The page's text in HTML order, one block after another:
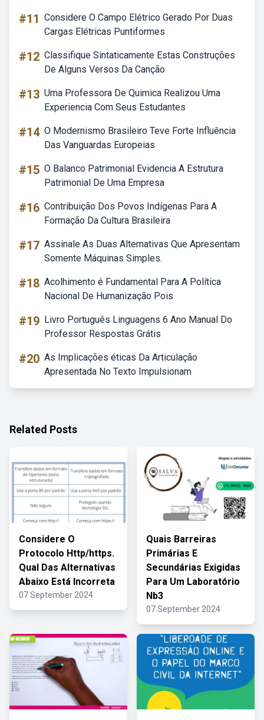
#11 Considere O Campo Elétrico Gerado Por Duas
Cargas Elétricas Puntiformes
#12 Classifique Sintaticamente Estas Construções
De Alguns Versos Da Canção
#13 Uma Professora De Quimica Realizou Uma
Experiencia Com Seus Estudantes
#14 O Modernismo Brasileiro Teve Forte Influência
Das Vanguardas Europeias
#15 O Balanco Patrimonial Evidencia A Estrutura
Patrimonial De Uma Empresa
#16 Contribuição Dos Povos Indígenas Para A
Formação Da Cultura Brasileira
#17 Assinale As Duas Alternativas Que Apresentam
Somente Máquinas Simples.
#18 Acolhimento é Fundamental Para A Política
Nacional De Humanização Pois
#19 Livro Português Linguagens 6 Ano Manual Do
Professor Respostas Grátis
#20 As Implicações éticas Da Articulação
Apresentada No Texto Impulsionam
Related Posts
Considere O
Protocolo Http/https.
Qual Das Alternativas
Abaixo Está Incorreta
07 September 2024
Quais Barreiras
Primárias E
Secundárias Exigidas
Para Um Laboratório
Nb3
07 September 2024